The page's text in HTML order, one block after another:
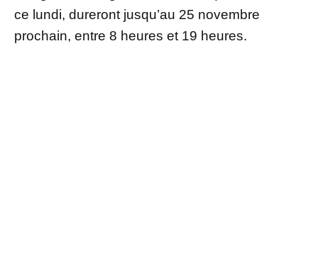
ce lundi, dureront jusqu’au 25 novembre
prochain, entre 8 heures et 19 heures.